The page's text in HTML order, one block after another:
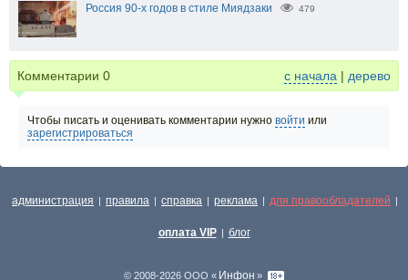
Россия 90-х годов в стиле Миядзаки 479
Комментарии 0 с начала | дерево
Чтобы писать и оценивать комментарии нужно войти или
зарегистрироваться
администрация | правила | справка | реклама | для правообладателей |
оплата VIP | блог
© 2008-2026 ООО « Инфон »